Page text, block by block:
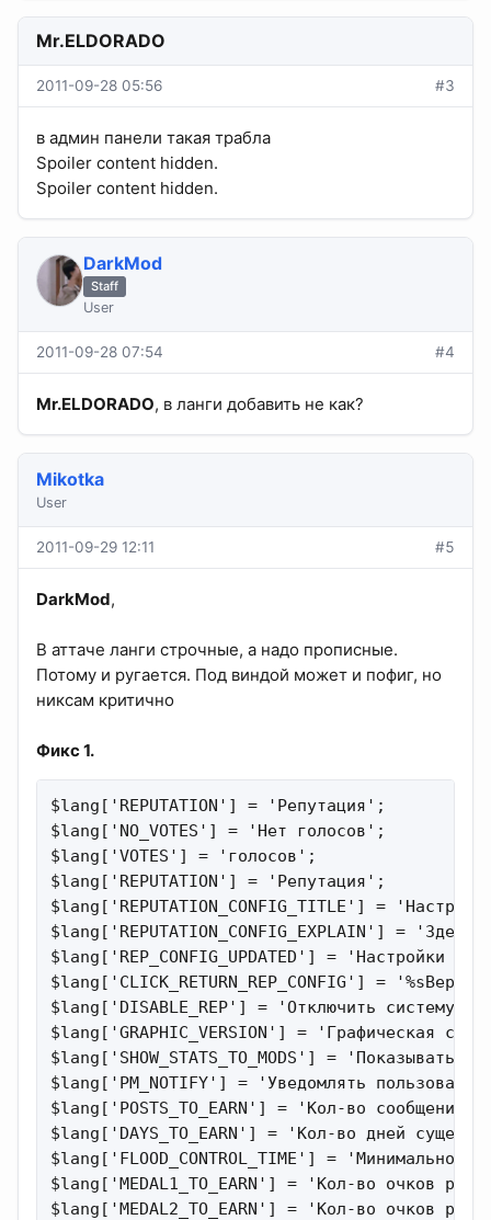
Mr.ELDORADO
2011-09-28 05:56 #3
в админ панели такая трабла
Spoiler content hidden.
Spoiler content hidden.
DarkMod
Staff
User
2011-09-28 07:54 #4
Mr.ELDORADO, в ланги добавить не как?
Mikotka
User
2011-09-29 12:11 #5
DarkMod,
В аттаче ланги строчные, а надо прописные.
Потому и ругается. Под виндой может и пофиг, но
никсам критично
Фикс 1.
$lang['REPUTATION'] = 'Репутация';
$lang['NO_VOTES'] = 'Нет голосов';
$lang['VOTES'] = 'голосов';
$lang['REPUTATION'] = 'Репутация';
$lang['REPUTATION_CONFIG_TITLE'] =
$lang['REPUTATION_CONFIG_EXPLAIN'] =
$lang['REP_CONFIG_UPDATED'] = 'Настройки
$lang['CLICK_RETURN_REP_CONFIG'] =
$lang['DISABLE_REP'] = 'Отключить систему
$lang['GRAPHIC_VERSION'] = 'Графическая
$lang['SHOW_STATS_TO_MODS'] = 'Показывать
$lang['PM_NOTIFY'] = 'Уведомлять
$lang['POSTS_TO_EARN'] = 'Кол-во
$lang['DAYS_TO_EARN'] = 'Кол-во дней
$lang['FLOOD_CONTROL_TIME'] =
$lang['MEDAL1_TO_EARN'] = 'Кол-во очков
$lang['MEDAL2_TO_EARN'] = 'Кол-во очков